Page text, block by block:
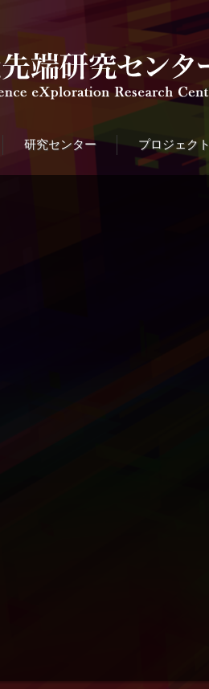
研究センター プロジェクト